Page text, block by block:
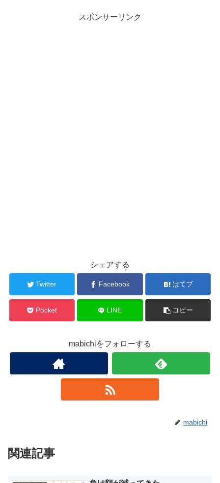
スポンサーリンク
シェアする
Twitter Facebook はてブ
Pocket LINE コピー
mabichiをフォローする
mabichi
関連記事